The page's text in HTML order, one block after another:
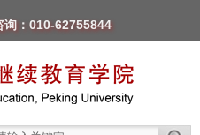
询：010-62755844